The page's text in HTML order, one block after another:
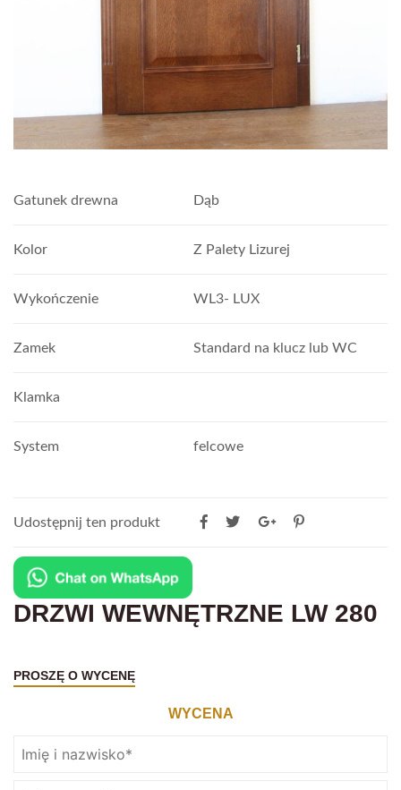
Gatunek drewna Dąb
Kolor Z Palety Lizurej
Wykończenie WL3- LUX
Zamek Standard na klucz lub WC
Klamka
System felcowe
Udostępnij ten produkt
DRZWI WEWNĘTRZNE LW 280
PROSZĘ O WYCENĘ
WYCENA